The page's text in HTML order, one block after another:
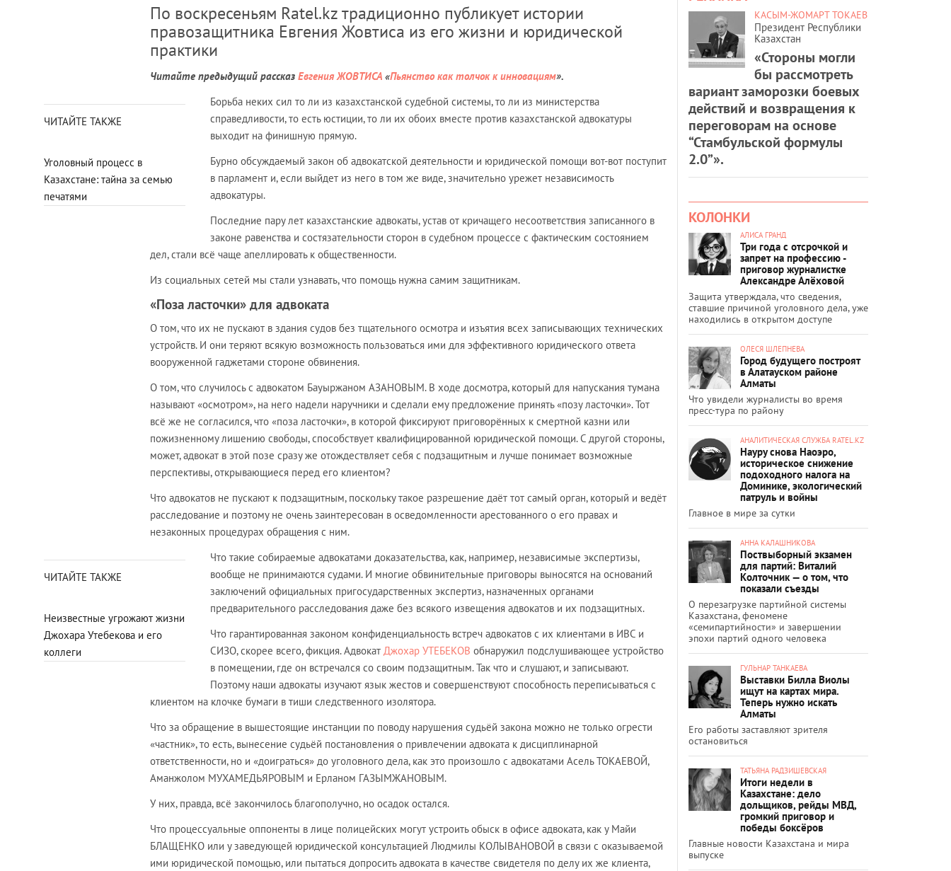
По воскресеньям Ratel.kz традиционно публикует истории
правозащитника Евгения Жовтиса из его жизни и юридической
практики
Читайте предыдущий рассказ Евгения ЖОВТИСА «Пьянство как толчок к инновациям».
ЧИТАЙТЕ ТАКЖЕ
Уголовный процесс в
Казахстане: тайна за семью
печатями
Борьба неких сил то ли из казахстанской судебной системы, то ли из министерства
справедливости, то есть юстиции, то ли их обоих вместе против казахстанской адвокатуры
выходит на финишную прямую.
Бурно обсуждаемый закон об адвокатской деятельности и юридической помощи вот-вот поступит
в парламент и, если выйдет из него в том же виде, значительно урежет независимость
адвокатуры.
Последние пару лет казахстанские адвокаты, устав от кричащего несоответствия записанного в
законе равенства и состязательности сторон в судебном процессе с фактическим состоянием
дел, стали всё чаще апеллировать к общественности.
Из социальных сетей мы стали узнавать, что помощь нужна самим защитникам.
«Поза ласточки» для адвоката
О том, что их не пускают в здания судов без тщательного осмотра и изъятия всех записывающих технических
устройств. И они теряют всякую возможность пользоваться ими для эффективного юридического ответа
вооруженной гаджетами стороне обвинения.
О том, что случилось с адвокатом Бауыржаном АЗАНОВЫМ. В ходе досмотра, который для напускания тумана
называют «осмотром», на него надели наручники и сделали ему предложение принять «позу ласточки». Тот
всё же не согласился, что «поза ласточки», в которой фиксируют приговорённых к смертной казни или
пожизненному лишению свободы, способствует квалифицированной юридической помощи. С другой стороны,
может, адвокат в этой позе сразу же отождествляет себя с подзащитным и лучше понимает возможные
перспективы, открывающиеся перед его клиентом?
Что адвокатов не пускают к подзащитным, поскольку такое разрешение даёт тот самый орган, который и ведёт
расследование и поэтому не очень заинтересован в осведомленности арестованного о его правах и
незаконных процедурах обращения с ним.
ЧИТАЙТЕ ТАКЖЕ
Неизвестные угрожают жизни
Джохара Утебекова и его
коллеги
Что такие собираемые адвокатами доказательства, как, например, независимые экспертизы,
вообще не принимаются судами. И многие обвинительные приговоры выносятся на оснований
заключений официальных пригосударственных экспертиз, назначенных органами
предварительного расследования даже без всякого извещения адвокатов и их подзащитных.
Что гарантированная законом конфиденциальность встреч адвокатов с их клиентами в ИВС и
СИЗО, скорее всего, фикция. Адвокат Джохар УТЕБЕКОВ обнаружил подслушивающее устройство
в помещении, где он встречался со своим подзащитным. Так что и слушают, и записывают.
Поэтому наши адвокаты изучают язык жестов и совершенствуют способность переписываться с
клиентом на клочке бумаги в тиши следственного изолятора.
Что за обращение в вышестоящие инстанции по поводу нарушения судьёй закона можно не только огрести
«частник», то есть, вынесение судьёй постановления о привлечении адвоката к дисциплинарной
ответственности, но и «доиграться» до уголовного дела, как это произошло с адвокатами Асель ТОКАЕВОЙ,
Аманжолом МУХАМЕДЬЯРОВЫМ и Ерланом ГАЗЫМЖАНОВЫМ.
У них, правда, всё закончилось благополучно, но осадок остался.
Что процессуальные оппоненты в лице полицейских могут устроить обыск в офисе адвоката, как у Майи
БЛАЩЕНКО или у заведующей юридической консультацией Людмилы КОЛЫВАНОВОЙ в связи с оказываемой
ими юридической помощью, или пытаться допросить адвоката в качестве свидетеля по делу их же клиента,
КАСЫМ-ЖОМАРТ ТОКАЕВ
Президент Республики
Казахстан
«Стороны могли
бы рассмотреть
вариант заморозки боевых
действий и возвращения к
переговорам на основе
“Стамбульской формулы
2.0”».
КОЛОНКИ
АЛИСА ГРАНД
Три года с отсрочкой и
запрет на профессию -
приговор журналистке
Александре Алёховой
Защита утверждала, что сведения,
ставшие причиной уголовного дела, уже
находились в открытом доступе
ОЛЕСЯ ШЛЕПНЕВА
Город будущего построят
в Алатауском районе
Алматы
Что увидели журналисты во время
пресс-тура по району
АНАЛИТИЧЕСКАЯ СЛУЖБА RATEL.KZ
Науру снова Наоэро,
историческое снижение
подоходного налога на
Доминике, экологический
патруль и войны
Главное в мире за сутки
АННА КАЛАШНИКОВА
Поствыборный экзамен
для партий: Виталий
Колточник — о том, что
показали съезды
О перезагрузке партийной системы
Казахстана, феномене
«семипартийности» и завершении
эпохи партий одного человека
ГУЛЬНАР ТАНКАЕВА
Выставки Билла Виолы
ищут на картах мира.
Теперь нужно искать
Алматы
Его работы заставляют зрителя
остановиться
ТАТЬЯНА РАДЗИШЕВСКАЯ
Итоги недели в
Казахстане: дело
дольщиков, рейды МВД,
громкий приговор и
победы боксёров
Главные новости Казахстана и мира
выпуске